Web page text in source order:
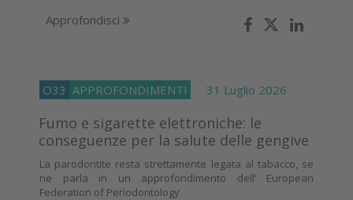
Approfondisci
O33 APPROFONDIMENTI 31 Luglio 2026
Fumo e sigarette elettroniche: le
conseguenze per la salute delle gengive
La parodontite resta strettamente legata al tabacco, se
ne parla in un approfondimento dell’ European
Federation of Periodontology